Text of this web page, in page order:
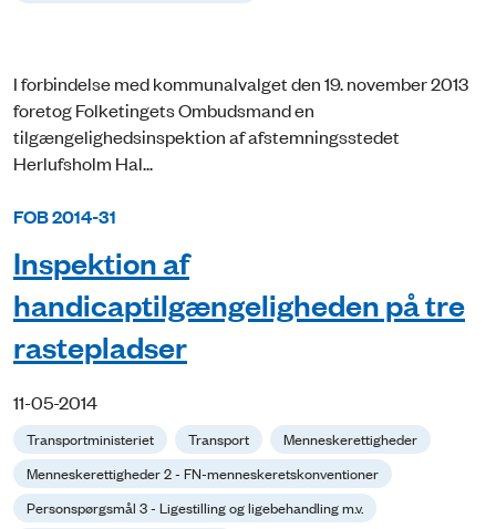
I forbindelse med kommunalvalget den 19. november 2013
foretog Folketingets Ombudsmand en
tilgængelighedsinspektion af afstemningsstedet
Herlufsholm Hal...
FOB 2014-31
Inspektion af
handicaptilgængeligheden på tre
rastepladser
11-05-2014
Transportministeriet Transport
Menneskerettigheder
Menneskerettigheder 2 - FN-menneskeretskonventioner
Personspørgsmål 3 - Ligestilling og ligebehandling m.v.